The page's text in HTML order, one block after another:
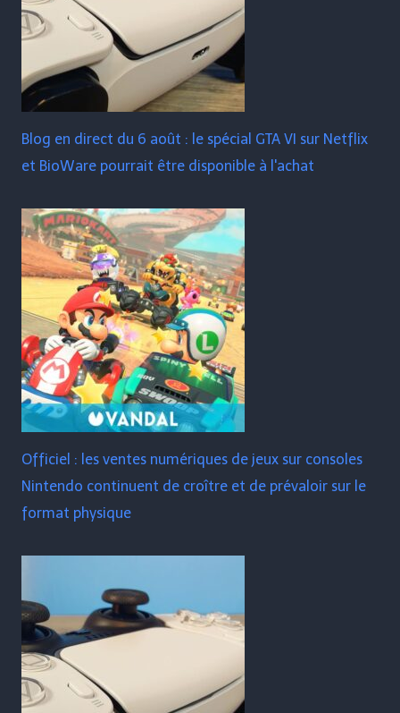
Blog en direct du 6 août : le spécial GTA VI sur Netflix
et BioWare pourrait être disponible à l'achat
Officiel : les ventes numériques de jeux sur consoles
Nintendo continuent de croître et de prévaloir sur le
format physique